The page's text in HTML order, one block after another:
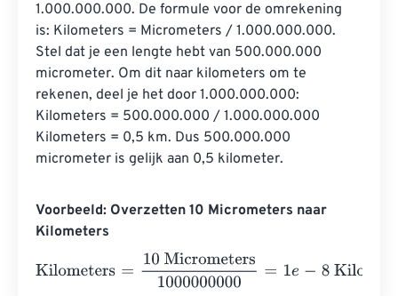
1.000.000.000. De formule voor de omrekening
is: Kilometers = Micrometers / 1.000.000.000.
Stel dat je een lengte hebt van 500.000.000
micrometer. Om dit naar kilometers om te
rekenen, deel je het door 1.000.000.000:
Kilometers = 500.000.000 / 1.000.000.000
Kilometers = 0,5 km. Dus 500.000.000
micrometer is gelijk aan 0,5 kilometer.
Voorbeeld: Overzetten 10 Micrometers naar
Kilometers
Kilometers
10 Micrometers1000000000 -8